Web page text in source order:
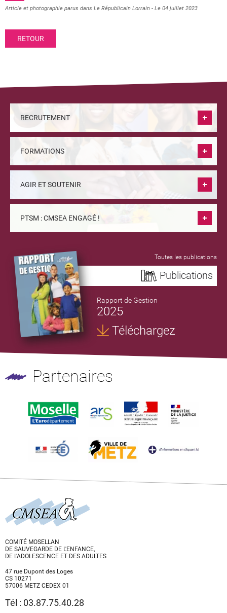
Article et photographie parus dans Le Républicain Lorrain - Le 04 juillet 2023
RETOUR
RECRUTEMENT
FORMATIONS
AGIR ET SOUTENIR
PTSM : CMSEA ENGAGÉ !
Toutes les publications
Publications
Rapport de Gestion
2025
Téléchargez
Partenaires
COMITÉ MOSELLAN
DE SAUVEGARDE DE L'ENFANCE,
DE L'ADOLESCENCE ET DES ADULTES
47 rue Dupont des Loges
CS 10271
57006 METZ CEDEX 01
Tél : 03.87.75.40.28